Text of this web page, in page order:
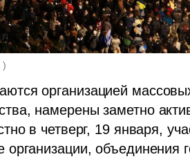
)
организацией
намерены заметно
в четверг, 19 января,
объединения